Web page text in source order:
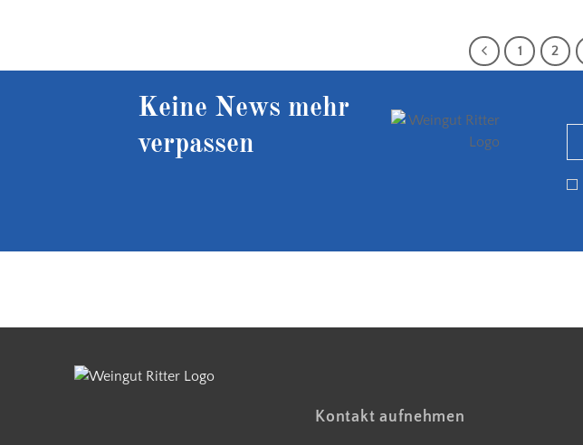
1 2
Keine News mehr
verpassen
Kontakt aufnehmen